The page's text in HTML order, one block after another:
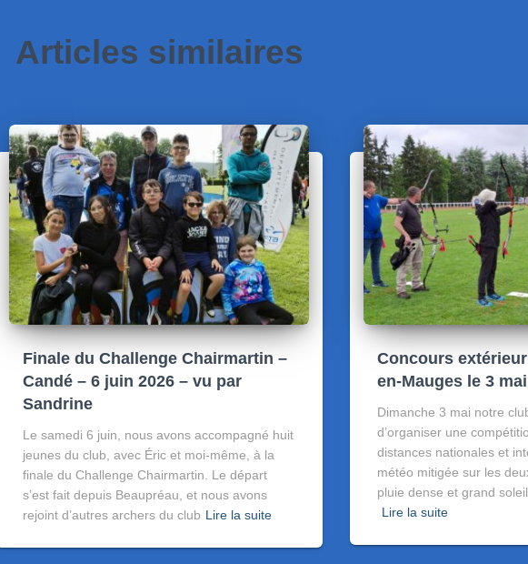
Articles similaires
Finale du Challenge Chairmartin –
Candé – 6 juin 2026 – vu par
Sandrine
Le samedi 6 juin, nous avons accompagné huit
jeunes du club, avec Éric et moi-même, à la
finale du Challenge Chairmartin. Le départ
s’est fait depuis Beaupréau, et nous avons
rejoint d’autres archers du club Lire la suite
Concours
en-Mauges le 3
Dimanche 3 mai notre
d’organiser une
distances nationales et
météo mitigée sur les
pluie dense et grand
Lire la suite